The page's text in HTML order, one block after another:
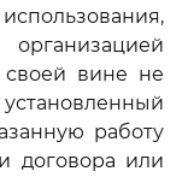
своей вине не
работу
договора или